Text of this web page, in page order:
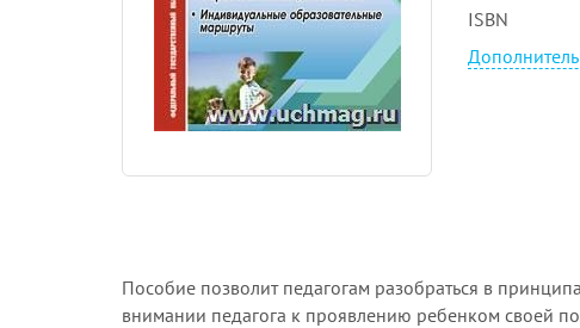
ISBN
Пособие позволит педагогам разобраться в
внимании педагога к проявлению ребенком своей